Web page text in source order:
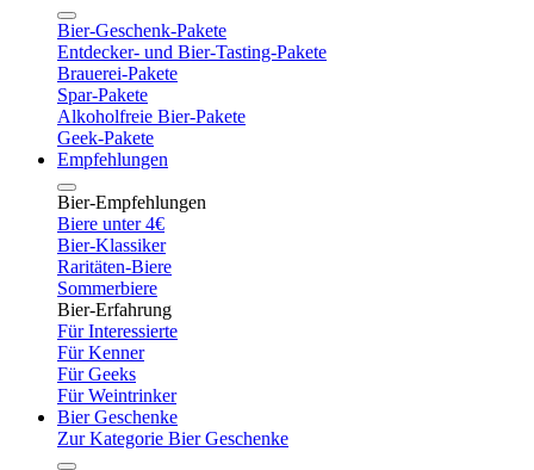
Bier-Geschenk-Pakete
Entdecker- und Bier-Tasting-Pakete
Brauerei-Pakete
Spar-Pakete
Alkoholfreie Bier-Pakete
Geek-Pakete
Empfehlungen
Bier-Empfehlungen
Biere unter 4€
Bier-Klassiker
Raritäten-Biere
Sommerbiere
Bier-Erfahrung
Für Interessierte
Für Kenner
Für Geeks
Für Weintrinker
Bier Geschenke
Zur Kategorie Bier Geschenke